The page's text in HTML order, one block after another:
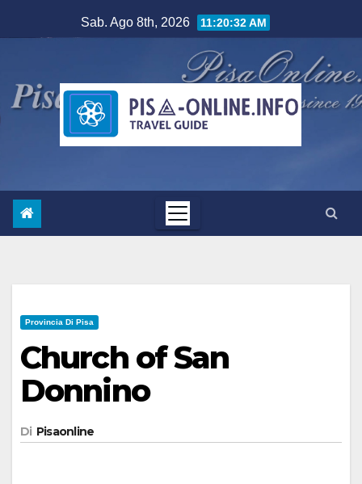
al
Sab. Ago 8th, 2026 11:20:33 AM
Provincia Di Pisa
Church of San
Donnino
Di Pisaonline